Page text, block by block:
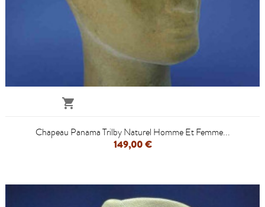

Chapeau Panama Trilby Naturel Homme Et Femme...
149,00 €